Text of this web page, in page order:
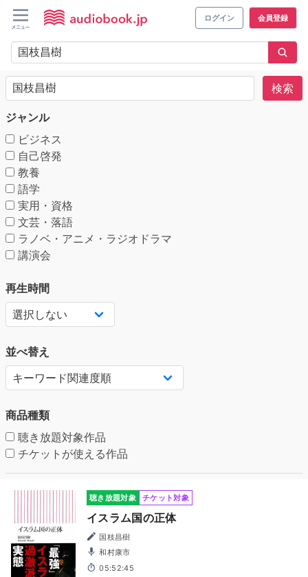
ログイン 会員登録
検索
ジャンル
ビジネス
自己啓発
教養
語学
実用・資格
文芸・落語
ラノベ・アニメ・ラジオドラマ
講演会
再生時間
並べ替え
商品種類
聴き放題対象作品
チケットが使える作品
聴き放題対象 チケット対象
イスラム国の正体
国枝昌樹
和村康市
05:52:45